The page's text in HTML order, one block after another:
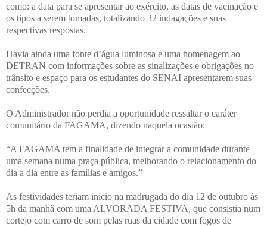
como: a data para se apresentar ao exército, as datas de vacinação e
os tipos a serem tomadas, totalizando 32 indagações e suas
respectivas respostas.
Havia ainda uma fonte d’água luminosa e uma homenagem ao
DETRAN com informações sobre as sinalizações e obrigações no
trânsito e espaço para os estudantes do SENAI apresentarem suas
confecções.
O Administrador não perdia a oportunidade ressaltar o caráter
comunitário da FAGAMA, dizendo naquela ocasião:
“A FAGAMA tem a finalidade de integrar a comunidade durante
uma semana numa praça pública, melhorando o relacionamento do
dia a dia entre as famílias e amigos.”
As festividades teriam início na madrugada do dia 12 de outubro às
5h da manhã com uma ALVORADA FESTIVA, que consistia num
cortejo com carro de som pelas ruas da cidade com fogos de